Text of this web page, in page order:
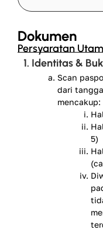
Dokumen
Persyaratan
1. Identitas &
Scan
dari
mencakup:
5)